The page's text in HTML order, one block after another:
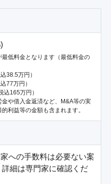
低料金となります（最低料金の
38.5万円）
77万円）
165万円）
金や借入金返済など、M&A等の実
利益等の金額も含まれます。
への手数料は必要ない案
細は専門家に確認くだ